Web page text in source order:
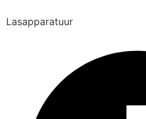
Lasapparatuur